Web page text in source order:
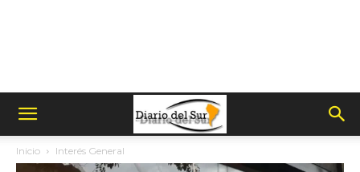
Inicio Interés General